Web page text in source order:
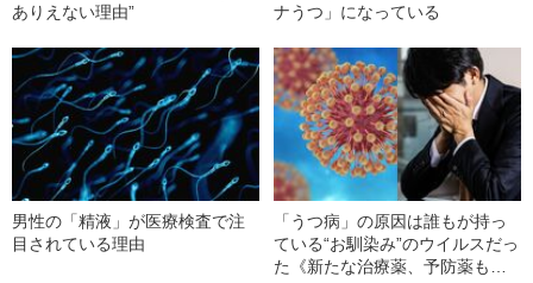
ありえない理由”
ナうつ」になっている
男性の「精液」が医療検査で注
目されている理由
「うつ病」の原因は誰もが持っ
ている“お馴染み”のウイルスだっ
た《新たな治療薬、予防薬も視